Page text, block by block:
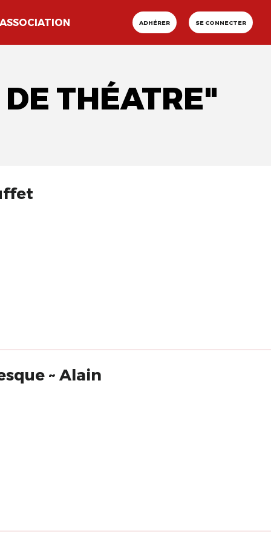
ASSOCIATION ADHÉRER SE CONNECTER
THÉATRE"
~ Alain